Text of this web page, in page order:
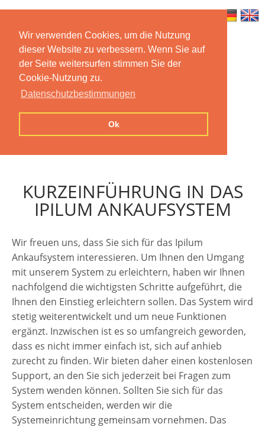
Wir verwenden Cookies, um die Nutzung
dieser Website zu verbessern. Wenn Sie auf
der Seite weitersurfen stimmen Sie der
Cookie-Nutzung zu.
Datenschutzbestimmungen
Ok
Home Features Mobile App
Preise
Contact us Imprint Privacy
KURZEINFÜHRUNG IN DAS
IPILUM ANKAUFSYSTEM
Wir freuen uns, dass Sie sich für das Ipilum
Ankaufsystem interessieren. Um Ihnen den Umgang
mit unserem System zu erleichtern, haben wir Ihnen
nachfolgend die wichtigsten Schritte aufgeführt, die
Ihnen den Einstieg erleichtern sollen. Das System wird
stetig weiterentwickelt und um neue Funktionen
ergänzt. Inzwischen ist es so umfangreich geworden,
dass es nicht immer einfach ist, sich auf anhieb
zurecht zu finden. Wir bieten daher einen kostenlosen
Support, an den Sie sich jederzeit bei Fragen zum
System wenden können. Sollten Sie sich für das
System entscheiden, werden wir die
Systemeinrichtung gemeinsam vornehmen. Das